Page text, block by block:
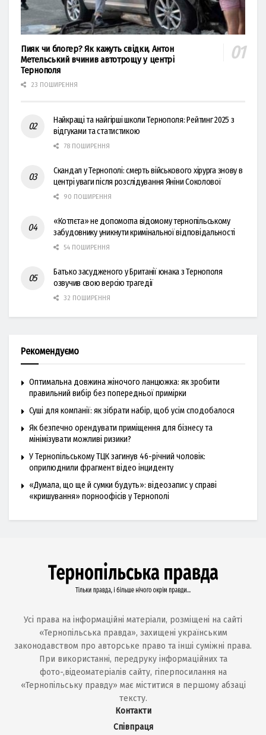
Пияк чи блогер? Як кажуть свідки, Антон
Метельський вчинив автотрощу у центрі
Тернополя
23 ПОШИРЕННЯ
Найкращі та найгірші школи Тернополя: Рейтинг 2025 з
відгуками та статистикою
78 ПОШИРЕННЯ
Скандал у Тернополі: смерть військового хірурга знову в
центрі уваги після розслідування Яніни Соколової
90 ПОШИРЕННЯ
«Котлєта» не допомогла відомому тернопільському
забудовнику уникнути кримінальної відповідальності
54 ПОШИРЕННЯ
Батько засудженого у Британії юнака з Тернополя
озвучив свою версію трагедії
32 ПОШИРЕННЯ
Рекомендуємо
Оптимальна довжина жіночого ланцюжка: як зробити
правильний вибір без попередньої примірки
Суші для компанії: як зібрати набір, щоб усім сподобалося
Як безпечно орендувати приміщення для бізнесу та
мінімізувати можливі ризики?
У Тернопільському ТЦК загинув 46-річний чоловік:
оприлюднили фрагмент відео інциденту
«Думала, що ще й сумки будуть»: відеозапис у справі
«кришування» порноофісів у Тернополі
Усі права на інформаційні матеріали, розміщені на сайті
«Тернопільська правда», захищені українським
законодавством про авторське право та інші суміжні права.
При використанні, передруку інформаційних та
фото-,відеоматеріалів сайту, гіперпосилання на
«Тернопільську правду» має міститися в першому абзаці
тексту.
Контакти
Співпраця